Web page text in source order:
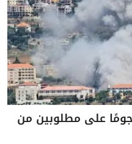
على مطلوبين من